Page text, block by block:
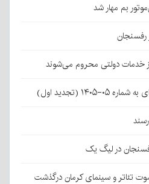
بم مهار شد
خدمات دولتی محروم می‌شوند
(تجدید اول)
در لیگ یک
تئاتر و سینمای کرمان درگذشت